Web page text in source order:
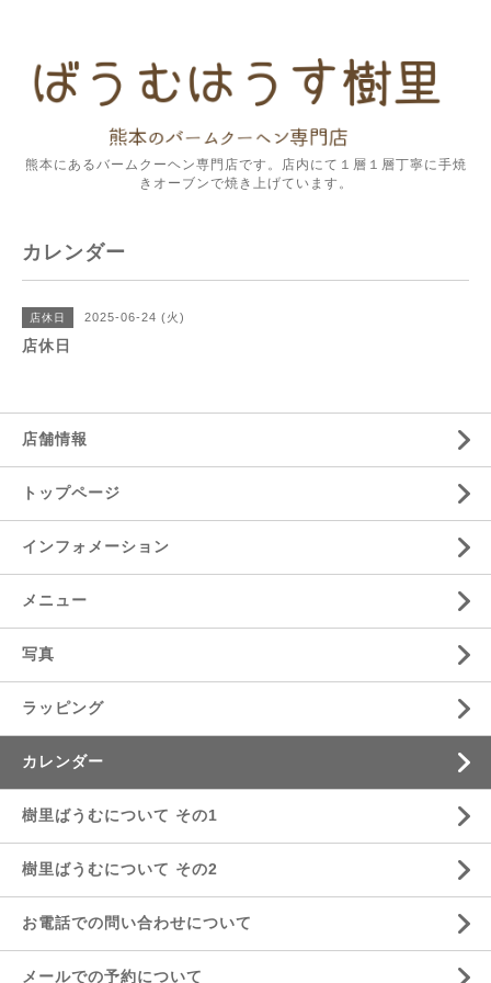
熊本にあるバームクーヘン専門店です。店内にて１層１層丁寧に手焼
きオーブンで焼き上げています。
カレンダー
店休日 2025-06-24 (火)
店休日
店舗情報
トップページ
インフォメーション
メニュー
写真
ラッピング
カレンダー
樹里ばうむについて その1
樹里ばうむについて その2
お電話での問い合わせについて
メールでの予約について